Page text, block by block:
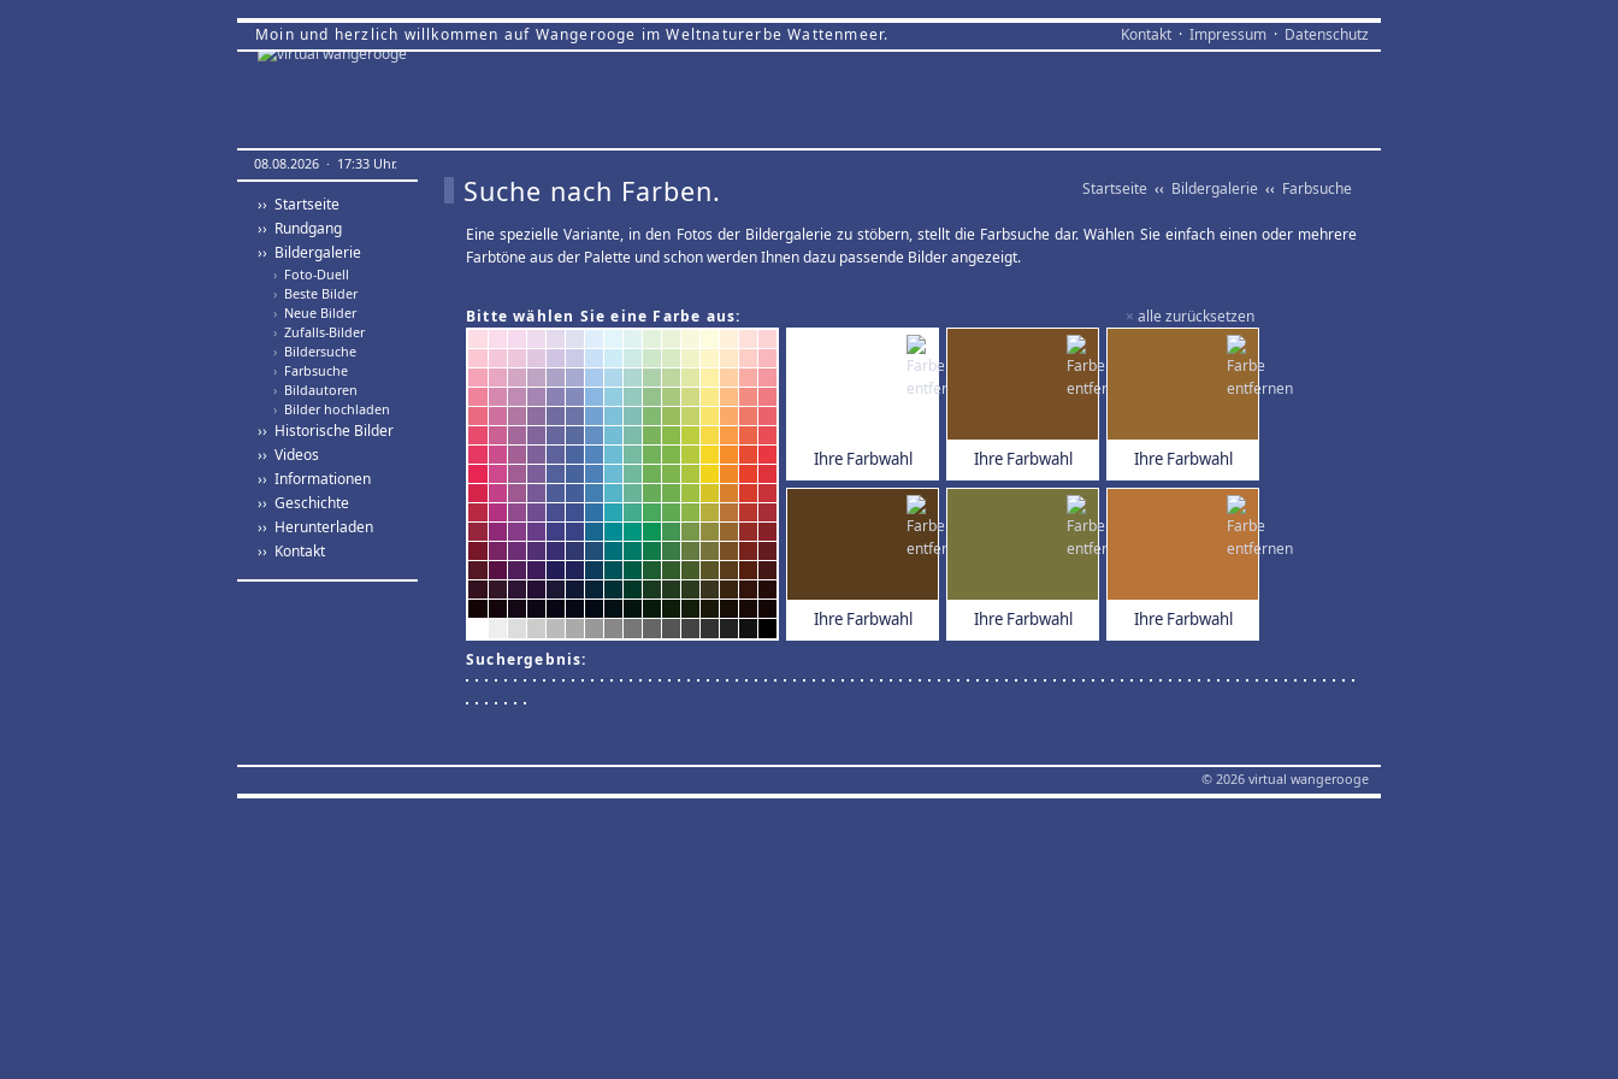
Moin und herzlich willkommen auf Wangerooge im Weltnaturerbe Wattenmeer. Kontakt · Impressum · Datenschutz
08.08.2026 · 17:33 Uhr.
›› Startseite
›› Rundgang
›› Bildergalerie
› Foto-Duell
› Beste Bilder
› Neue Bilder
› Zufalls-Bilder
› Bildersuche
› Farbsuche
› Bildautoren
› Bilder hochladen
›› Historische Bilder
›› Videos
›› Informationen
›› Geschichte
›› Herunterladen
›› Kontakt
Startseite ‹‹ Bildergalerie ‹‹ Farbsuche
Suche nach Farben.
Eine spezielle Variante, in den Fotos der Bildergalerie zu stöbern, stellt die Farbsuche dar. Wählen Sie einfach einen oder mehrere
Farbtöne aus der Palette und schon werden Ihnen dazu passende Bilder angezeigt.
× alle zurücksetzen
Bitte wählen Sie eine Farbe aus:
Ihre Farbwahl Ihre Farbwahl Ihre Farbwahl
Ihre Farbwahl Ihre Farbwahl Ihre Farbwahl
Suchergebnis:
© 2026 virtual wangerooge